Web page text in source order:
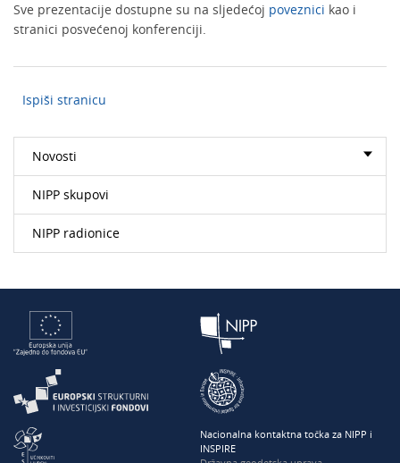
Sve prezentacije dostupne su na sljedećoj poveznici kao i
stranici posvećenoj konferenciji.​
Ispiši stranicu
Novosti
NIPP skupovi
NIPP radionice
Nacionalna kontaktna točka za NIPP i
INSPIRE